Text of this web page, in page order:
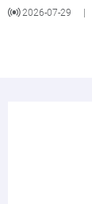
2026-07-29